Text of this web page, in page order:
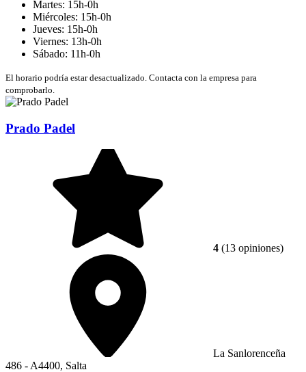
Martes: 15h-0h
Miércoles: 15h-0h
Jueves: 15h-0h
Viernes: 13h-0h
Sábado: 11h-0h
El horario podría estar desactualizado. Contacta con la empresa para
comprobarlo.
Prado Padel
4 (13 opiniones)
La Sanlorenceña
486 - A4400, Salta